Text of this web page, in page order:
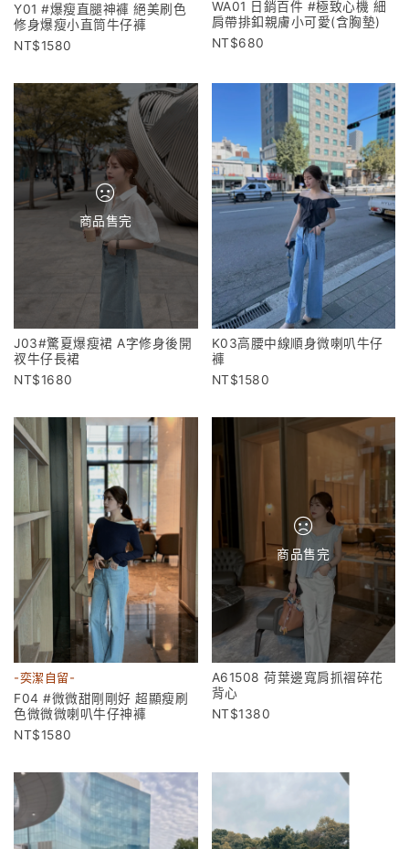
Y01 #爆瘦直腿神褲 絕美刷色
修身爆瘦小直筒牛仔褲
1580
WA01 日銷百件 #極致心機 細
肩帶排釦親膚小可愛(含胸墊)
680
商品售完
J03#驚夏爆瘦裙 A字修身後開
衩牛仔長裙
1680
K03高腰中線順身微喇叭牛仔
褲
1580
-奕潔自留-
F04 #微微甜剛剛好 超顯瘦刷
色微微微喇叭牛仔神褲
1580
商品售完
A61508 荷葉邊寬肩抓褶碎花
背心
1380